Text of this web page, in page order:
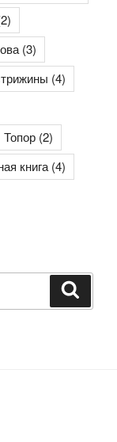
(3)
(4)
Топор (2)
книга(4)